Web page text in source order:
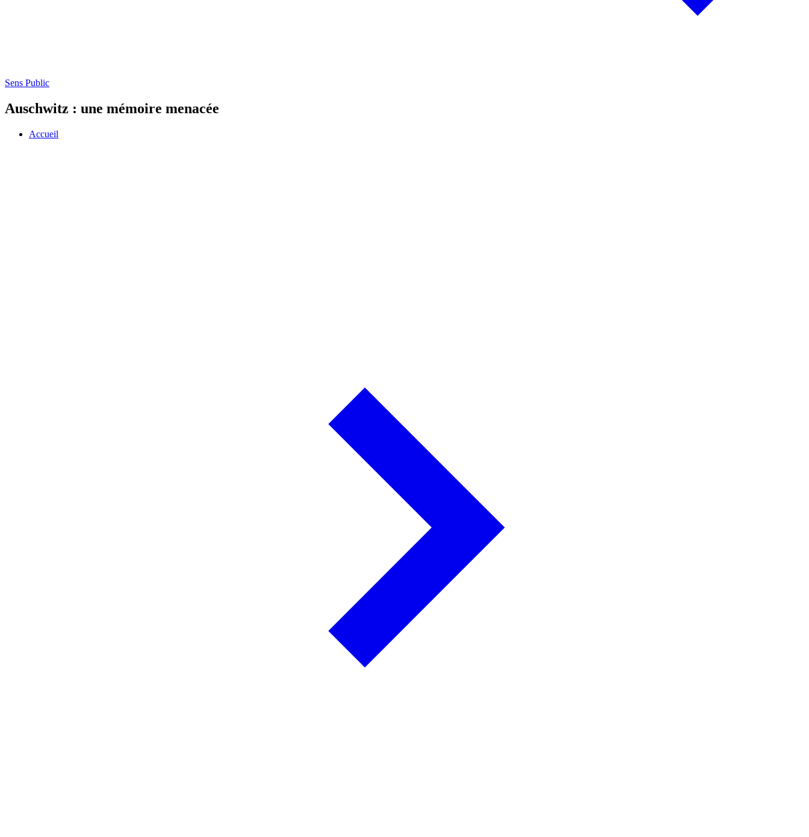
Sens Public
Auschwitz : une mémoire menacée
Accueil